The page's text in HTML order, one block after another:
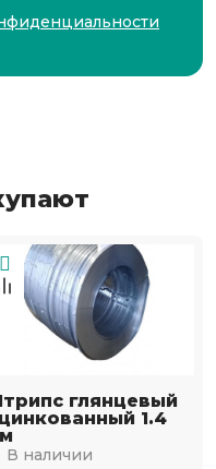
глянцевый
1.4
В наличии